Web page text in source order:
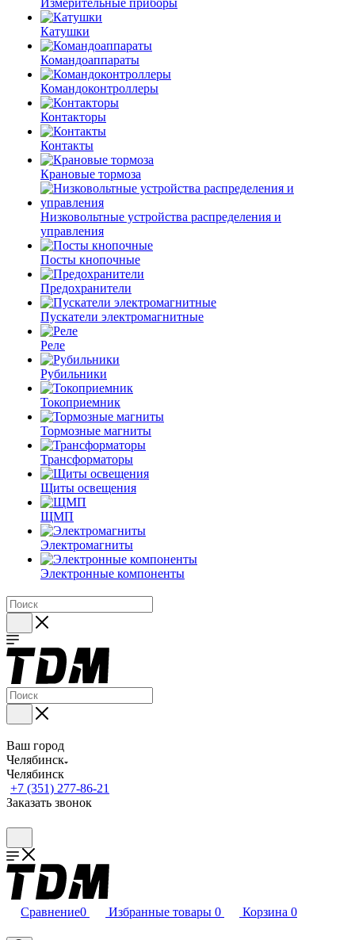
Измерительные приборы
Катушки
Командоаппараты
Командоконтроллеры
Контакторы
Контакты
Крановые тормоза
Низковольтные устройства распределения и
управления
Посты кнопочные
Предохранители
Пускатели электромагнитные
Реле
Рубильники
Токоприемник
Тормозные магниты
Трансформаторы
Щиты освещения
ЩМП
Электромагниты
Электронные компоненты
Ваш город
Челябинск
Челябинск
+7 (351) 277-86-21
Заказать звонок
Сравнение0 Избранные товары 0 Корзина 0